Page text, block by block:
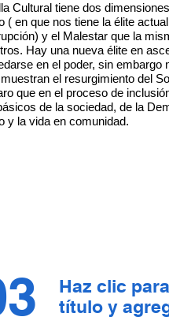
Cultural tiene dos
( en que nos tiene la élite
y el Malestar que la
Hay una nueva élite en
en el poder, sin embargo
el resurgimiento del
que en el proceso de
de la sociedad, de la
y la vida en comunidad.
Haz clic
título y